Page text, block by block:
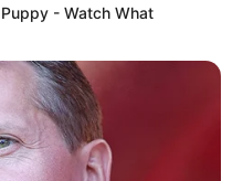
Weimar
Hotelanbietern
- Watch What